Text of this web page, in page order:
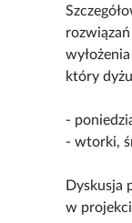
który
-
- wtorki,
Dyskusja
w